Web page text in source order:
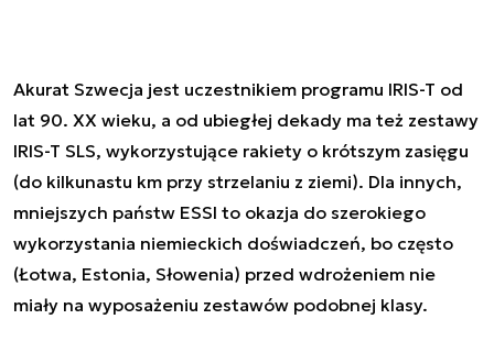
Akurat Szwecja jest uczestnikiem programu IRIS-T od
lat 90. XX wieku, a od ubiegłej dekady ma też zestawy
IRIS-T SLS, wykorzystujące rakiety o krótszym zasięgu
(do kilkunastu km przy strzelaniu z ziemi). Dla innych,
mniejszych państw ESSI to okazja do szerokiego
wykorzystania niemieckich doświadczeń, bo często
(Łotwa, Estonia, Słowenia) przed wdrożeniem nie
miały na wyposażeniu zestawów podobnej klasy.